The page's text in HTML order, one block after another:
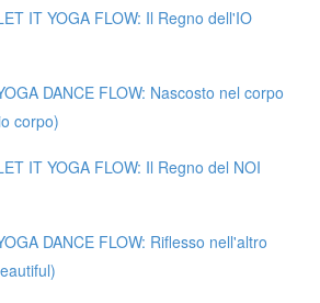
IT YOGA FLOW: Il Regno dell'IO
DANCE FLOW: Nascosto nel corpo
corpo)
IT YOGA FLOW: Il Regno del NOI
DANCE FLOW: Riflesso nell'altro